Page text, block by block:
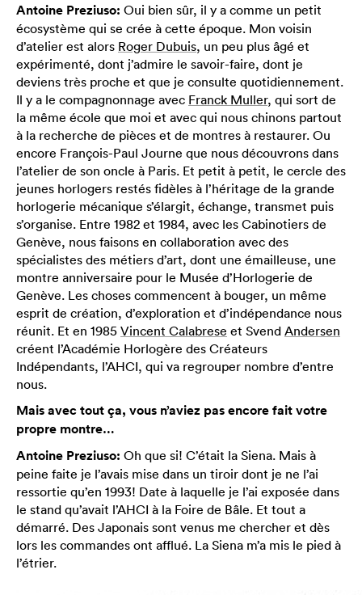
Antoine Preziuso: Oui bien sûr, il y a comme un petit
écosystème qui se crée à cette époque. Mon voisin
d’atelier est alors Roger Dubuis, un peu plus âgé et
expérimenté, dont j’admire le savoir-faire, dont je
deviens très proche et que je consulte quotidiennement.
Il y a le compagnonnage avec Franck Muller, qui sort de
la même école que moi et avec qui nous chinons partout
à la recherche de pièces et de montres à restaurer. Ou
encore François-Paul Journe que nous découvrons dans
l’atelier de son oncle à Paris. Et petit à petit, le cercle des
jeunes horlogers restés fidèles à l’héritage de la grande
horlogerie mécanique s’élargit, échange, transmet puis
s’organise. Entre 1982 et 1984, avec les Cabinotiers de
Genève, nous faisons en collaboration avec des
spécialistes des métiers d’art, dont une émailleuse, une
montre anniversaire pour le Musée d’Horlogerie de
Genève. Les choses commencent à bouger, un même
esprit de création, d’exploration et d’indépendance nous
réunit. Et en 1985 Vincent Calabrese et Svend Andersen
créent l’Académie Horlogère des Créateurs
Indépendants, l’AHCI, qui va regrouper nombre d’entre
nous.
Mais avec tout ça, vous n’aviez pas encore fait votre
propre montre…
Antoine Preziuso: Oh que si! C’était la Siena. Mais à
peine faite je l’avais mise dans un tiroir dont je ne l’ai
ressortie qu’en 1993! Date à laquelle je l’ai exposée dans
le stand qu’avait l’AHCI à la Foire de Bâle. Et tout a
démarré. Des Japonais sont venus me chercher et dès
lors les commandes ont afflué. La Siena m’a mis le pied à
l’étrier.